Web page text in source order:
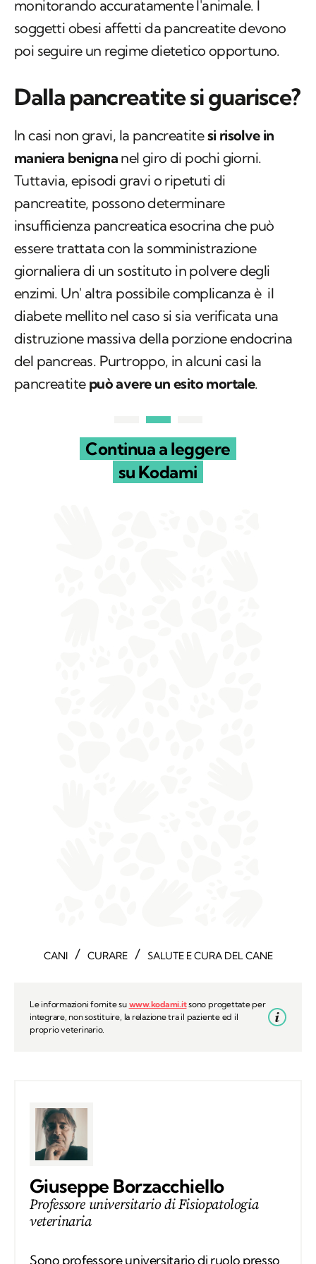
monitorando accuratamente l'animale. I
soggetti obesi affetti da pancreatite devono
poi seguire un regime dietetico opportuno.
Dalla pancreatite si guarisce?
In casi non gravi, la pancreatitesi risolve in
maniera benigna nel giro di pochi giorni.
Tuttavia, episodi gravi o ripetuti di
pancreatite, possono determinare
insufficienza pancreatica esocrina che può
essere trattata con la somministrazione
giornaliera di un sostituto in polvere degli
enzimi. Un' altra possibile complicanza è il
diabete mellito nel caso si sia verificata una
distruzione massiva della porzione endocrina
del pancreas. Purtroppo, in alcuni casi la
pancreatite può avere un esito mortale.
Continua a leggere
su Kodami
CANI / CURARE / SALUTE E CURA DEL CANE
Le informazioni fornite su www.kodami.itsono progettate per
integrare, non sostituire, la relazione tra il paziente ed il
proprio veterinario.
Giuseppe Borzacchiello
Professore universitario di Fisiopatologia
veterinaria
Sono professore universitario di ruolo presso